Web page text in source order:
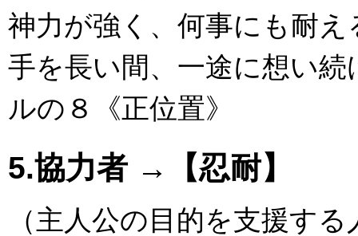
神力が強く、何事にも耐
手を長い間、一途に想い
ルの８《正位置》
5.協力者 →【忍耐】
（主人公の目的を支援す